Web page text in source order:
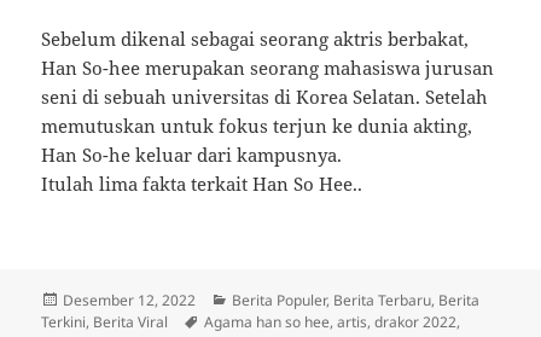
Sebelum dikenal sebagai seorang aktris berbakat,
Han So-hee merupakan seorang mahasiswa jurusan
seni di sebuah universitas di Korea Selatan. Setelah
memutuskan untuk fokus terjun ke dunia akting,
Han So-he keluar dari kampusnya.
Itulah lima fakta terkait Han So Hee..
Diposkan
pada
Desember 12, 2022 Kategori
Berita Populer, Berita Terbaru, Berita
Terkini, Berita Viral Tag
Agama han so hee,artis,drakor 2022,